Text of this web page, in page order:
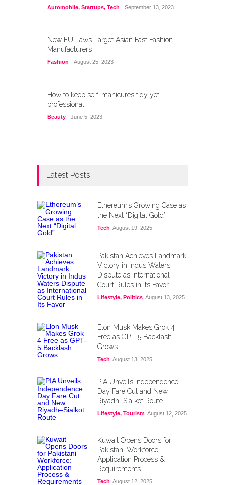
Automobile, Startups, Tech September 13, 2023
New EU Laws Target Asian Fast Fashion
Manufacturers
Fashion August 25, 2023
How to keep self-manicures tidy yet
professional
Beauty June 5, 2023
Latest Posts
Ethereum’s Growing Case as
the Next “Digital Gold”
Tech August 19, 2025
Pakistan Achieves Landmark
Victory in Indus Waters
Dispute as International
Court Rules in Its Favor
Lifestyle, Politics August 13, 2025
Elon Musk Makes Grok 4
Free as GPT-5 Backlash
Grows
Tech August 13, 2025
PIA Unveils Independence
Day Fare Cut and New
Riyadh–Sialkot Route
Lifestyle, Tourism August 12, 2025
Kuwait Opens Doors for
Pakistani Workforce:
Application Process &
Requirements
Tech August 12, 2025